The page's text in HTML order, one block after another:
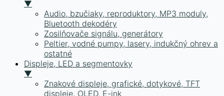
▼
Audio, bzučiaky, reproduktory, MP3 moduly,
Bluetooth dekodéry
Zosilňovače signálu, generátory
Peltier, vodné pumpy, lasery, indukčný ohrev a
ostatné
Displeje, LED a segmentovky
▼
Znakové displeje, grafické, dotykové, TFT
displeje, OLED, E-ink